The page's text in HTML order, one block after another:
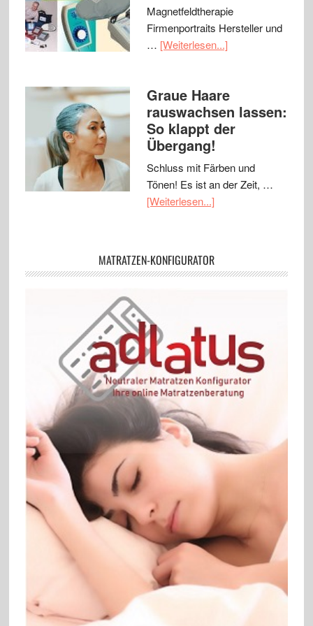
Magnetfeldtherapie
Firmenportraits Hersteller und
… [Weiterlesen...]
Graue Haare
rauswachsen lassen:
So klappt der
Übergang!
Schluss mit Färben und
Tönen! Es ist an der Zeit, …
[Weiterlesen...]
MATRATZEN-KONFIGURATOR